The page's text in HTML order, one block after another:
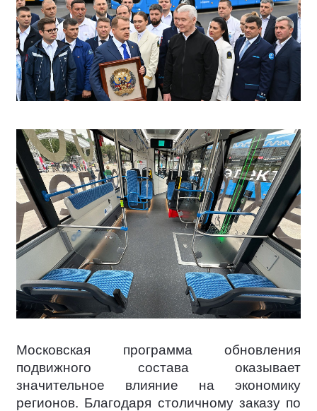
Московская программа обновления
подвижного состава оказывает
значительное влияние на экономику
регионов. Благодаря столичному заказу по